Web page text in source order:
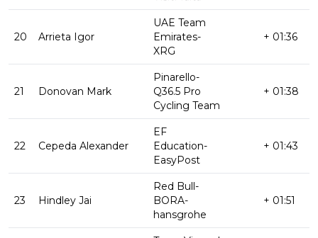
20 Arrieta Igor
UAE Team
Emirates-
XRG
+ 01:36
21 Donovan Mark
Pinarello-
Q36.5 Pro
Cycling Team
+ 01:38
22 Cepeda Alexander
EF
Education-
EasyPost
+ 01:43
23 Hindley Jai
Red Bull-
BORA-
hansgrohe
+ 01:51